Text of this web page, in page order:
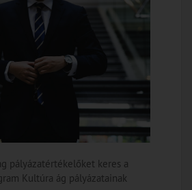
pályázatértékelőket keres a
Kultúra ág pályázatainak